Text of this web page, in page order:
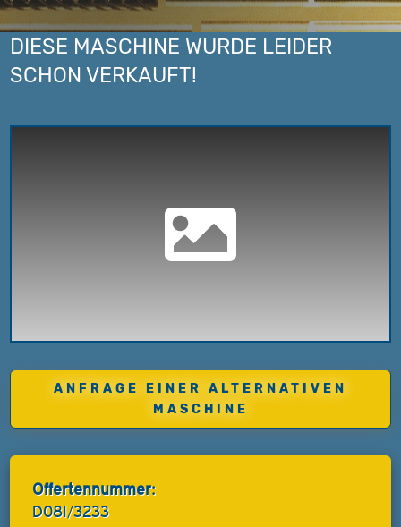
DIESE MASCHINE WURDE LEIDER
SCHON VERKAUFT!
ANFRAGE EINER ALTERNATIVEN
MASCHINE
Offertennummer:
D08I/3233